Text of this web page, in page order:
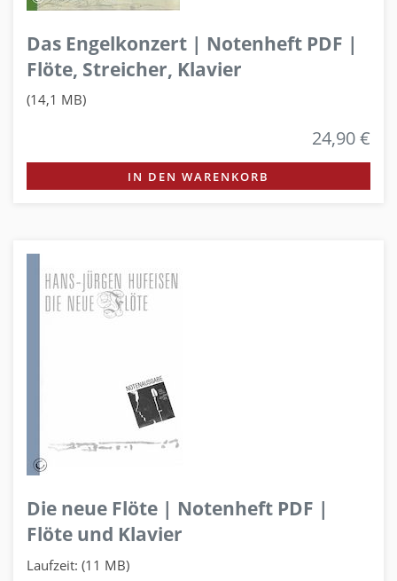
Das Engelkonzert | Notenheft PDF |
Flöte, Streicher, Klavier
(14,1 MB)
24,90 €
IN DEN WARENKORB
Die neue Flöte | Notenheft PDF |
Flöte und Klavier
Laufzeit: (11 MB)